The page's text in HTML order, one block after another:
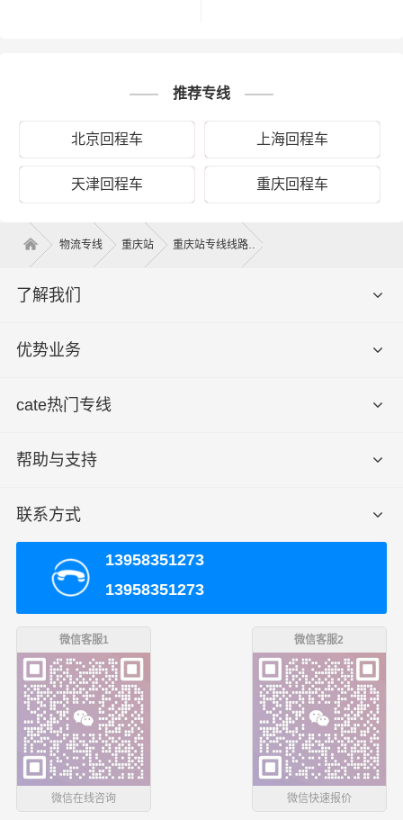
的一个估算报价，仅供参考，具体运输时效
重庆到宜兴回程车物流平台，可调配各种车辆，运输车辆
均安装GPS卫星定位系统，全程约1350.87公里，运输时效
大约需16.5小时，全程透明可视化操作。我们车型丰富，
有平板车、甩挂厢式车、飞翼车（分单双）、仓栅式高栏
势和产业优势，在重庆建立了庞大的信息采集市场开发物
性网络，并且不断资金加强基础建设，积极研发和引进具
升，奠定了业内客户服务满意度的地位。
1、客户需清楚货物的具体重量和具体方数和货物名称以及
包装方式，我司才能根据具体情况给予合适报价；
2、货物内不可携带管制器材以及易燃易爆等危险品，若有
隐瞒我司有权交由相关部门进行处理；
3、我司目前对于新客户发货仅支持运费现付或到付，若有
回单付、月结等其他支付方式，我司根据实际情况进行调
整；
宜兴收货须知
推荐专线
北京回程车 上海回程车
天津回程车 重庆回程车
物流专线 重庆站 重庆站专线线路
了解我们
优势业务
cate热门专线
帮助与支持
联系方式
13958351273
13958351273
微信客服1
微信在线咨询
微信客服2
微信快速报价